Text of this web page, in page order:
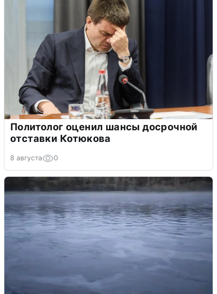
Политолог оценил шансы досрочной
отставки Котюкова
8 августа 0